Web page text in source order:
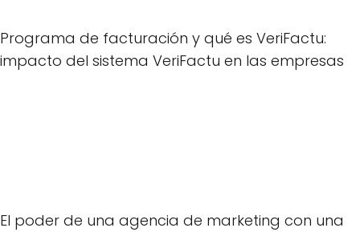
Programa de facturación y qué es VeriFactu:
impacto del sistema VeriFactu en las empresas
El poder de una agencia de marketing con una